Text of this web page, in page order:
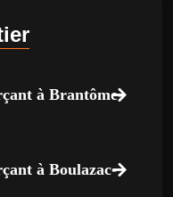
à Brantôme-
à Boulazac-